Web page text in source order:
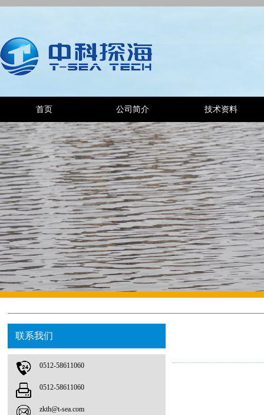
首页 公司简介 技术资料
联系我们
0512-58611060
0512-58611060
zkth@t-sea.com